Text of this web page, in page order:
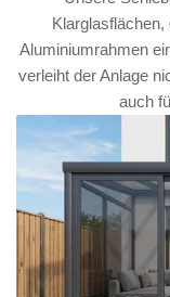
Aluminiumrahmen
verleiht der Anlage
auch